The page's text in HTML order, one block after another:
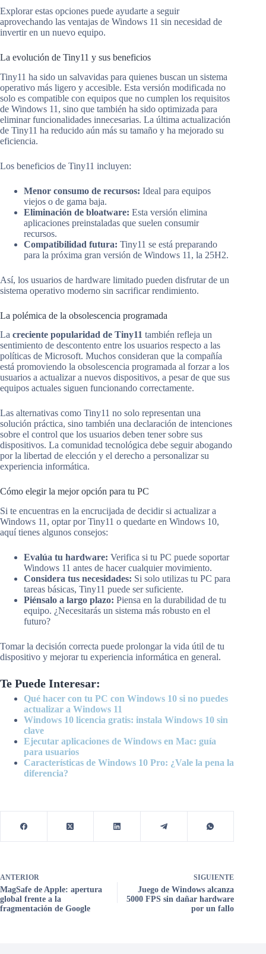
Explorar estas opciones puede ayudarte a seguir
aprovechando las ventajas de Windows 11 sin necesidad de
invertir en un nuevo equipo.
La evolución de Tiny11 y sus beneficios
Tiny11 ha sido un salvavidas para quienes buscan un sistema
operativo más ligero y accesible. Esta versión modificada no
solo es compatible con equipos que no cumplen los requisitos
de Windows 11, sino que también ha sido optimizada para
eliminar funcionalidades innecesarias. La última actualización
de Tiny11 ha reducido aún más su tamaño y ha mejorado su
eficiencia.
Los beneficios de Tiny11 incluyen:
Menor consumo de recursos: Ideal para equipos
viejos o de gama baja.
Eliminación de bloatware: Esta versión elimina
aplicaciones preinstaladas que suelen consumir
recursos.
Compatibilidad futura: Tiny11 se está preparando
para la próxima gran versión de Windows 11, la 25H2.
Así, los usuarios de hardware limitado pueden disfrutar de un
sistema operativo moderno sin sacrificar rendimiento.
La polémica de la obsolescencia programada
La creciente popularidad de Tiny11 también refleja un
sentimiento de descontento entre los usuarios respecto a las
políticas de Microsoft. Muchos consideran que la compañía
está promoviendo la obsolescencia programada al forzar a los
usuarios a actualizar a nuevos dispositivos, a pesar de que sus
equipos actuales siguen funcionando correctamente.
Las alternativas como Tiny11 no solo representan una
solución práctica, sino también una declaración de intenciones
sobre el control que los usuarios deben tener sobre sus
dispositivos. La comunidad tecnológica debe seguir abogando
por la libertad de elección y el derecho a personalizar su
experiencia informática.
Cómo elegir la mejor opción para tu PC
Si te encuentras en la encrucijada de decidir si actualizar a
Windows 11, optar por Tiny11 o quedarte en Windows 10,
aquí tienes algunos consejos:
Evalúa tu hardware: Verifica si tu PC puede soportar
Windows 11 antes de hacer cualquier movimiento.
Considera tus necesidades: Si solo utilizas tu PC para
tareas básicas, Tiny11 puede ser suficiente.
Piénsalo a largo plazo: Piensa en la durabilidad de tu
equipo. ¿Necesitarás un sistema más robusto en el
futuro?
Tomar la decisión correcta puede prolongar la vida útil de tu
dispositivo y mejorar tu experiencia informática en general.
Te Puede Interesar:
Qué hacer con tu PC con Windows 10 si no puedes
actualizar a Windows 11
Windows 10 licencia gratis: instala Windows 10 sin
clave
Ejecutar aplicaciones de Windows en Mac: guía
para usuarios
Características de Windows 10 Pro: ¿Vale la pena la
diferencia?
ANTERIOR
MagSafe de Apple: apertura
global frente a la
fragmentación de Google
SIGUIENTE
Juego de Windows alcanza
5000 FPS sin dañar hardware
por un fallo